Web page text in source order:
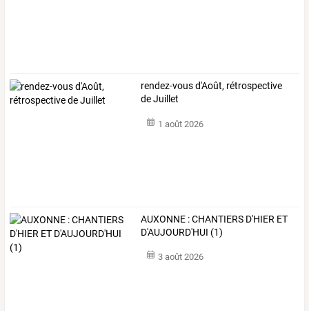
rendez-vous d'Août, rétrospective
de Juillet
1 août 2026
AUXONNE : CHANTIERS D'HIER ET
D'AUJOURD'HUI (1)
3 août 2026